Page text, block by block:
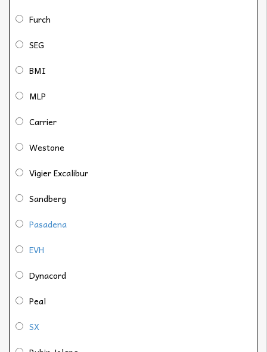
Furch
SEG
BMI
MLP
Carrier
Westone
Vigier Excalibur
Sandberg
Pasadena
EVH
Dynacord
Peal
SX